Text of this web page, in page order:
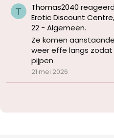
T Thomas2040
Erotic Discount
22 - Algemeen.
Ze komen
weer effe langs zodat
pijpen
21 mei 2026